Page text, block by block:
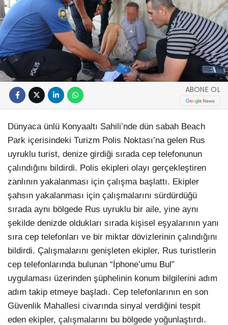
ABONE OL
Dünyaca ünlü Konyaaltı Sahili’nde dün sabah Beach
Park içerisindeki Turizm Polis Noktası’na gelen Rus
uyruklu turist, denize girdiği sırada cep telefonunun
çalındığını bildirdi. Polis ekipleri olayı gerçekleştiren
zanlının yakalanması için çalışma başlattı. Ekipler
şahsın yakalanması için çalışmalarını sürdürdüğü
sırada aynı bölgede Rus uyruklu bir aile, yine aynı
şekilde denizde oldukları sırada kişisel eşyalarının yanı
sıra cep telefonları ve bir miktar dövizlerinin çalındığını
bildirdi. Çalışmalarını genişleten ekipler, Rus turistlerin
cep telefonlarında bulunan “İphone’umu Bul”
uygulaması üzerinden şüphelinin konum bilgilerini adım
adım takip etmeye başladı. Cep telefonlarının en son
Güvenlik Mahallesi civarında sinyal verdiğini tespit
eden ekipler, çalışmalarını bu bölgede yoğunlaştırdı.